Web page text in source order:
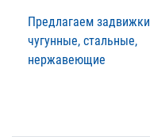
Предлагаем задвижки
чугунные, стальные,
нержавеющие